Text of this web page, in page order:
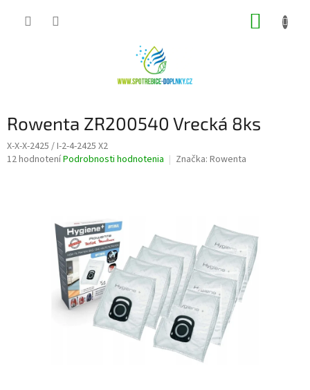
Rowenta ZR200540 Vrecká 8ks
X-X-X-2425 / I-2-4-2425 X2
Priemerné
12 hodnoteníPodrobnosti hodnotenia Značka: Rowenta